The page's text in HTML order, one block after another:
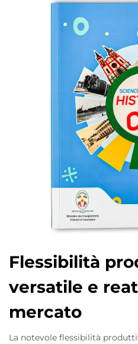
Flessibilità
versatile e
mercato
La notevole flessibilità